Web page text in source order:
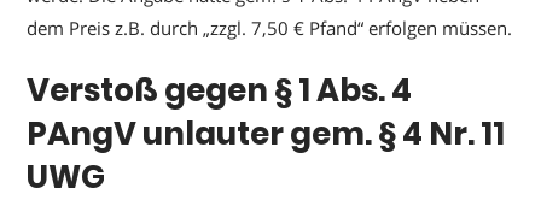
dem Preis z.B. durch „zzgl. 7,50 € Pfand“ erfolgen müssen.
Verstoß gegen § 1 Abs. 4
PAngV unlauter gem. § 4 Nr. 11
UWG